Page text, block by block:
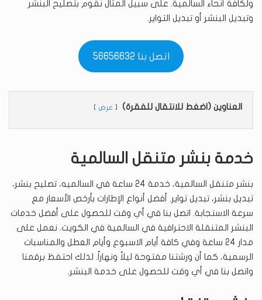
ولكافة أنحاء السالمية. على سبيل المثال نقوم بتصليح البنشر
وتبديل البنشر أو تبديل التواير.
اتصل بنا 56656632
العناوين (اضغط للانتقال للفقرة) عرض
خدمة بنشر متنقل السالمية
بنشر متنقل السالمية، خدمة 24 ساعة في السالميه، تصليح بنشر،
تبديل بنشر، تبديل تواير. أفضل أنواع الإطارات بأرخص الأسعار مع
سرعة الاستجابة. اتصل بنا في أي وقت للحصول على أفضل خدمات
البنشر المتنقلة الاحترافية في السالمية في الكويت. نعمل على
مدار 24 ساعة وفي كافة أيام الاسبوع وأيام العطل والمناسبات
الرسمية، كما أن ورشتنا مفتوحة ليلاً ونهاراً. لذلك احتفظ برقمنا
واتصل بنا في أي وقت للحصول على خدمة البنشر.